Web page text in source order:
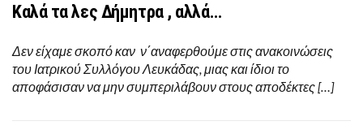
Καλά τα λες Δήμητρα , αλλά…
Δεν είχαμε σκοπό καν ν΄αναφερθούμε στις ανακοινώσεις
του Ιατρικού Συλλόγου Λευκάδας, μιας και ίδιοι το
αποφάσισαν να μην συμπεριλάβουν στους αποδέκτες […]